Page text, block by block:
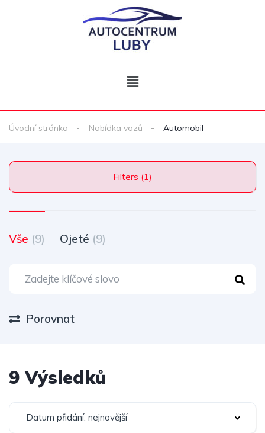
Úvodní stránka Nabídka vozů Automobil
Filters (1)
Vše (9) Ojeté (9)
Porovnat
9 Výsledků
Datum přidání: nejnovější